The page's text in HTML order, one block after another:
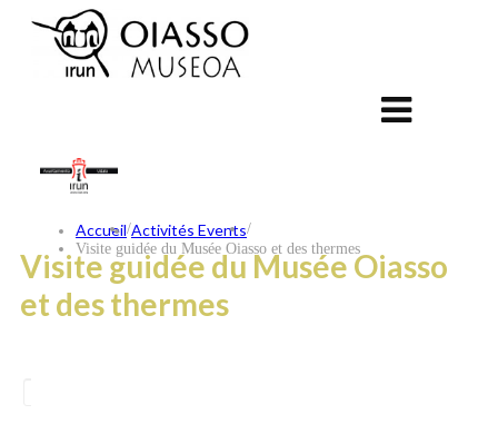
Accueil/Activités Events/
Visite guidée du Musée Oiasso et des thermes
Visite guidée du Musée Oiasso
et des thermes